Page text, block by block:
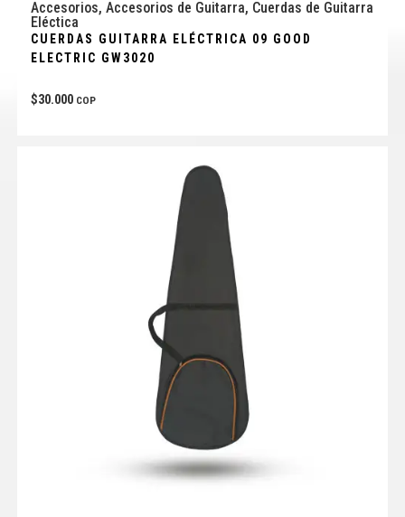
Accesorios, Accesorios de Guitarra, Cuerdas de Guitarra
Eléctica
CUERDAS GUITARRA ELÉCTRICA 09 GOOD
ELECTRIC GW3020
$30.000 COP